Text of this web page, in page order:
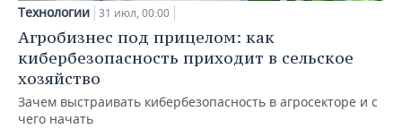
Технологии 31 июл, 00:00
Агробизнес под прицелом: как
кибербезопасность приходит в сельское
хозяйство
Зачем выстраивать кибербезопасность в агросекторе и с
чего начать